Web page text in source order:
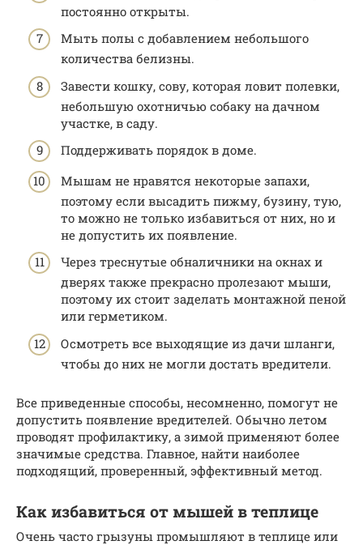
постоянно открыты.
Мыть полы с добавлением небольшого
количества белизны.
Завести кошку, сову, которая ловит полевки,
небольшую охотничью собаку на дачном
участке, в саду.
Поддерживать порядок в доме.
Мышам не нравятся некоторые запахи,
поэтому если высадить пижму, бузину, тую,
то можно не только избавиться от них, но и
не допустить их появление.
Через треснутые обналичники на окнах и
дверях также прекрасно пролезают мыши,
поэтому их стоит заделать монтажной пеной
или герметиком.
Осмотреть все выходящие из дачи шланги,
чтобы до них не могли достать вредители.
Все приведенные способы, несомненно, помогут не
допустить появление вредителей. Обычно летом
проводят профилактику, а зимой применяют более
значимые средства. Главное, найти наиболее
подходящий, проверенный, эффективный метод.
Как избавиться от мышей в теплице
Очень часто грызуны промышляют в теплице или